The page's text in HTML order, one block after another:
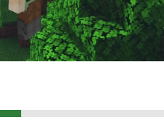
изменится и станет
которые делают кубический